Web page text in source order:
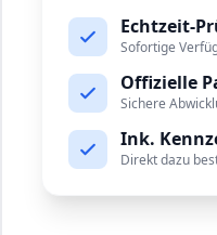
Echtzeit-
Sofortige
Offizielle
Sichere
Ink.
Direkt dazu